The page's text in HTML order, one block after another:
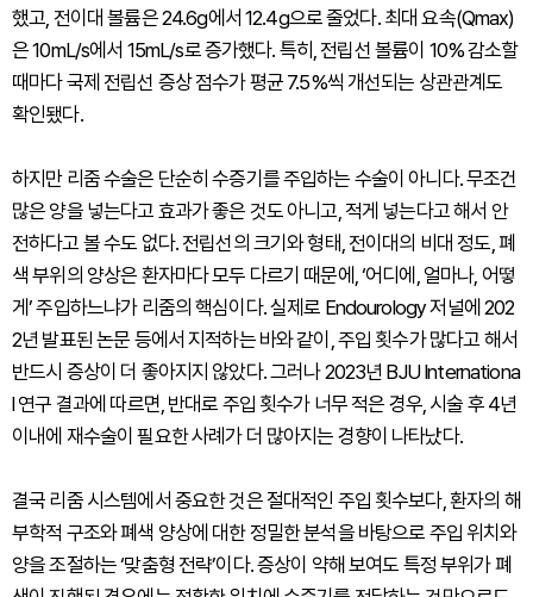
했고, 전이대 볼륨은 24.6g에서 12.4g으로 줄었다. 최대 요속(Qmax)
은 10mL/s에서 15mL/s로 증가했다. 특히, 전립선 볼륨이 10% 감소할
때마다 국제 전립선 증상 점수가 평균 7.5%씩 개선되는 상관관계도
확인됐다.
하지만 리줌 수술은 단순히 수증기를 주입하는 수술이 아니다. 무조건
많은 양을 넣는다고 효과가 좋은 것도 아니고, 적게 넣는다고 해서 안
전하다고 볼 수도 없다. 전립선의 크기와 형태, 전이대의 비대 정도, 폐
색 부위의 양상은 환자마다 모두 다르기 때문에, ‘어디에, 얼마나, 어떻
게’ 주입하느냐가 리줌의 핵심이다. 실제로 Endourology 저널에 202
2년 발표된 논문 등에서 지적하는 바와 같이, 주입 횟수가 많다고 해서
반드시 증상이 더 좋아지지 않았다. 그러나 2023년 BJU Internationa
l 연구 결과에 따르면, 반대로 주입 횟수가 너무 적은 경우, 시술 후 4년
이내에 재수술이 필요한 사례가 더 많아지는 경향이 나타났다.
결국 리줌 시스템에서 중요한 것은 절대적인 주입 횟수보다, 환자의 해
부학적 구조와 폐색 양상에 대한 정밀한 분석을 바탕으로 주입 위치와
양을 조절하는 ‘맞춤형 전략’이다. 증상이 약해 보여도 특정 부위가 폐